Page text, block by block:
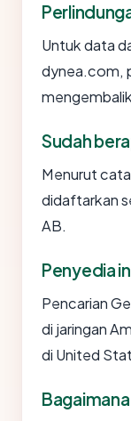
Untuk data
dynea.com,
Sudah
Menurut
didaftarkan
AB.
Penyedia
Pencarian
di jaringan
di United